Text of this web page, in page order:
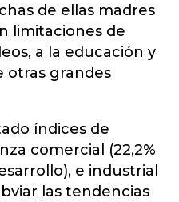
de ellas madres
limitaciones de
a la educación y
otras grandes
índices de
comercial (22,2%
e industrial
las tendencias